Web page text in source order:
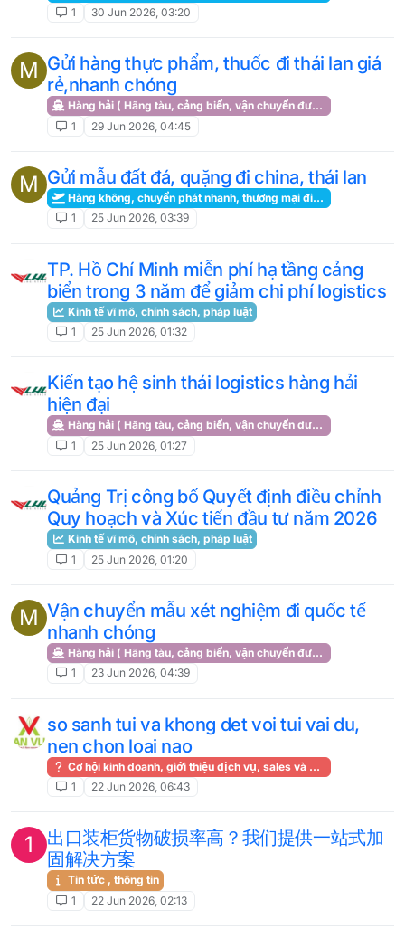
1
30 Jun 2026, 03:20
M Gửi hàng thực phẩm, thuốc đi thái lan giá
rẻ,nhanh chóng
Hàng hải ( Hãng tàu, cảng biển, vận chuyển đường biển )
1
29 Jun 2026, 04:45
M Gửi mẫu đất đá, quặng đi china, thái lan
Hàng không, chuyển phát nhanh, thương mại điện tử, kho hàng
1
25 Jun 2026, 03:39
TP. Hồ Chí Minh miễn phí hạ tầng cảng
biển trong 3 năm để giảm chi phí logistics
Kinh tế vĩ mô, chính sách, pháp luật
1
25 Jun 2026, 01:32
Kiến tạo hệ sinh thái logistics hàng hải
hiện đại
Hàng hải ( Hãng tàu, cảng biển, vận chuyển đường biển )
1
25 Jun 2026, 01:27
Quảng Trị công bố Quyết định điều chỉnh
Quy hoạch và Xúc tiến đầu tư năm 2026
Kinh tế vĩ mô, chính sách, pháp luật
1
25 Jun 2026, 01:20
M Vận chuyển mẫu xét nghiệm đi quốc tế
nhanh chóng
Hàng hải ( Hãng tàu, cảng biển, vận chuyển đường biển )
1
23 Jun 2026, 04:39
so sanh tui va khong det voi tui vai du,
nen chon loai nao
Cơ hội kinh doanh, giới thiệu dịch vụ, sales và marketing
1
22 Jun 2026, 06:43
1
出口装柜货物破损率高？我们提供一站式加
固解决方案
Tin tức , thông tin
1
22 Jun 2026, 02:13